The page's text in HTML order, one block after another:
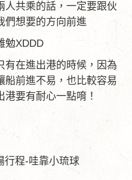
人共乘的話，一定要跟伙
們想要的方向前進
勉XDDD
有在進出港的時候，因為
船前進不易，也比較容易
要有耐心一點唷！